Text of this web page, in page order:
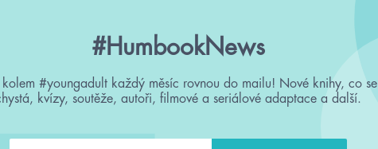
#HumbookNews
kolem #youngadult každý měsíc rovnou do mailu! Nové knihy, co se
kvízy, soutěže, autoři, filmové a seriálové adaptace a další.